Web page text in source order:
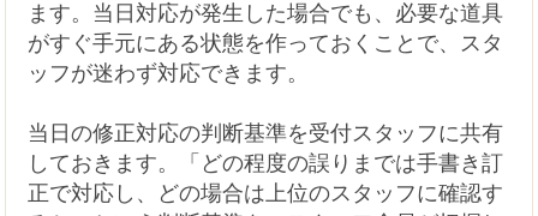
ます。当日対応が発生した場合でも、必要な道具
がすぐ手元にある状態を作っておくことで、スタ
ッフが迷わず対応できます。
当日の修正対応の判断基準を受付スタッフに共有
しておきます。「どの程度の誤りまでは手書き訂
正で対応し、どの場合は上位のスタッフに確認す